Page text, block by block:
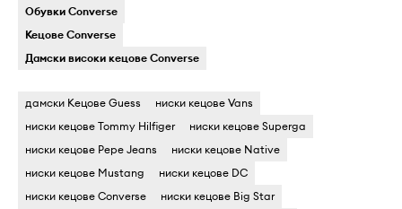
Обувки Converse
Кецове Converse
Дамски високи кецове Converse
дамски Кецове Guess
ниски кецове Vans
ниски кецове Tommy Hilfiger
ниски кецове Superga
ниски кецове Pepe Jeans
ниски кецове Native
ниски кецове Mustang
ниски кецове DC
ниски кецове Converse
ниски кецове Big Star